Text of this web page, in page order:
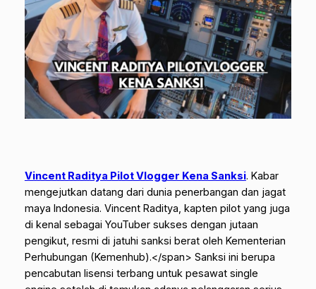
Vincent Raditya Pilot Vlogger Kena Sanksi. Kabar
mengejutkan datang dari dunia penerbangan dan jagat
maya Indonesia. Vincent Raditya, kapten pilot yang juga
di kenal sebagai YouTuber sukses dengan jutaan
pengikut, resmi di jatuhi sanksi berat oleh Kementerian
Perhubungan (Kemenhub).</span> Sanksi ini berupa
pencabutan lisensi terbang untuk pesawat single